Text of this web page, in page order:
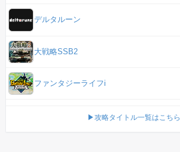
デルタルーン
大戦略SSB2
ファンタジーライフi
▶攻略タイトル一覧はこちら